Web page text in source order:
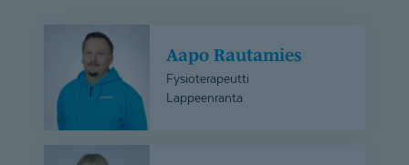
Rautamies
Aapo Rautamies
Fysioterapeutti
Lappeenranta
Anna-